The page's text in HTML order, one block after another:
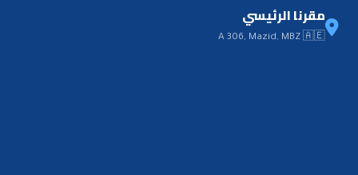
مقرنا الرئيسي
A 306, Mazid, MBZ 🇦🇪